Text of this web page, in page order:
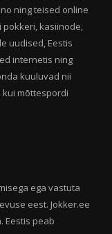
ning teised online
pokkeri, kasiinode,
uudised, Eestis
internetis ning
kuuluvad nii
mõttespordi
ega vastuta
eest. Jokker.ee
Eestis peab